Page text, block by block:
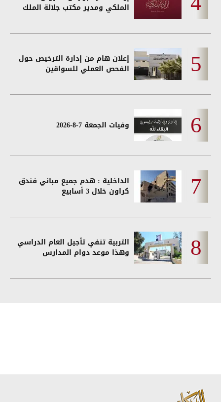
الملكي ومدير مكتب جلالة الملك
إعلان هام من إدارة الترخيص حول
الفحص العملي للسواقين
وفيات الجمعة 7-8-2026
الداخلية : هدم جميع مباني فندق
كراون خلال 3 أسابيع
التربية تنفي تأجيل العام الدراسي
وهذا موعد دوام المدارس